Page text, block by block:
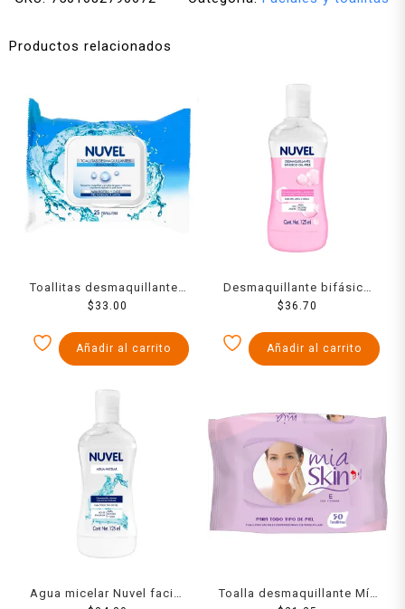
Productos relacionados
Toallitas desmaquillantes
Nuvel texturizadas
$ 33.00
Añadir al carrito
Desmaquillante bifásico
Nuvel oil free 125 ml
$ 36.70
Añadir al carrito
Agua micelar Nuvel facial
Toalla desmaquillante Mía